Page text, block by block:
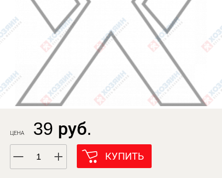
ЦЕНА 39 руб.
КУПИТЬ